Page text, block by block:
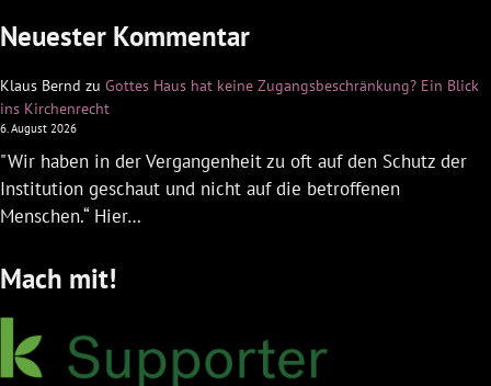
Neuester Kommentar
Klaus Bernd zu Gottes Haus hat keine Zugangsbeschränkung? Ein Blick
ins Kirchenrecht
6. August 2026
"Wir haben in der Vergangenheit zu oft auf den Schutz der
Institution geschaut und nicht auf die betroffenen
Menschen.“ Hier…
Mach mit!